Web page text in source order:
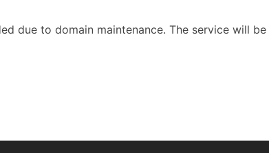
due to domain maintenance. The service will